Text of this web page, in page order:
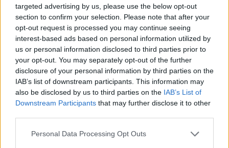
targeted advertising by us, please use the below opt-out
section to confirm your selection. Please note that after your
opt-out request is processed you may continue seeing
interest-based ads based on personal information utilized by
us or personal information disclosed to third parties prior to
your opt-out. You may separately opt-out of the further
disclosure of your personal information by third parties on the
IAB’s list of downstream participants. This information may
also be disclosed by us to third parties on the IAB’s List of
Downstream Participants that may further disclose it to other
Personal Data Processing Opt Outs